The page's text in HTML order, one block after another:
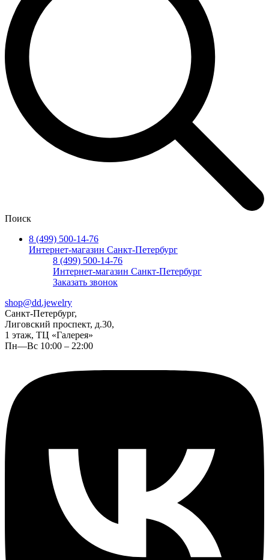
Поиск
8 (499) 500-14-76
Интернет-магазин Санкт-Петербург
8 (499) 500-14-76
Интернет-магазин Санкт-Петербург
Заказать звонок
shop@dd.jewelry
Санкт-Петербург,
Лиговский проспект, д.30,
1 этаж, ТЦ «Галерея»
Пн—Вс 10:00 – 22:00